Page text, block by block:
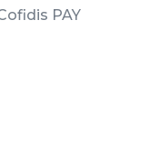
PAY